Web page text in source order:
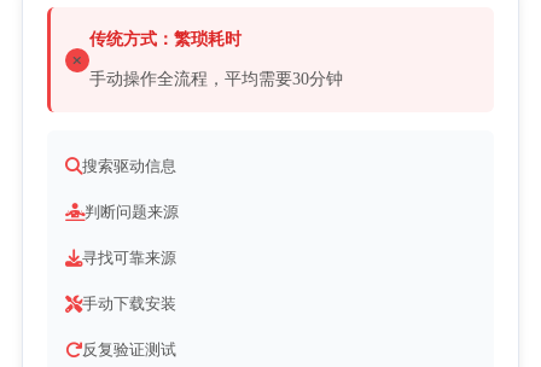
传统方式：繁琐耗时
手动操作全流程，平均需要30分钟
搜索驱动信息
判断问题来源
寻找可靠来源
手动下载安装
反复验证测试